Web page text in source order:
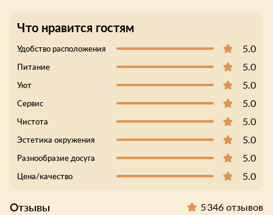
Что нравится гостям
Удобство расположения 5.0
Питание 5.0
Уют 5.0
Сервис 5.0
Чистота 5.0
Эстетика окружения 5.0
Разнообразие досуга 5.0
Цена/качество 5.0
Отзывы 5346 отзывов